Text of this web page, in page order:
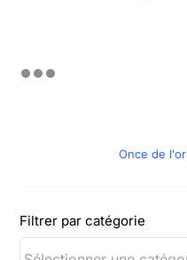
Once de l'or
Filtrer par catégorie